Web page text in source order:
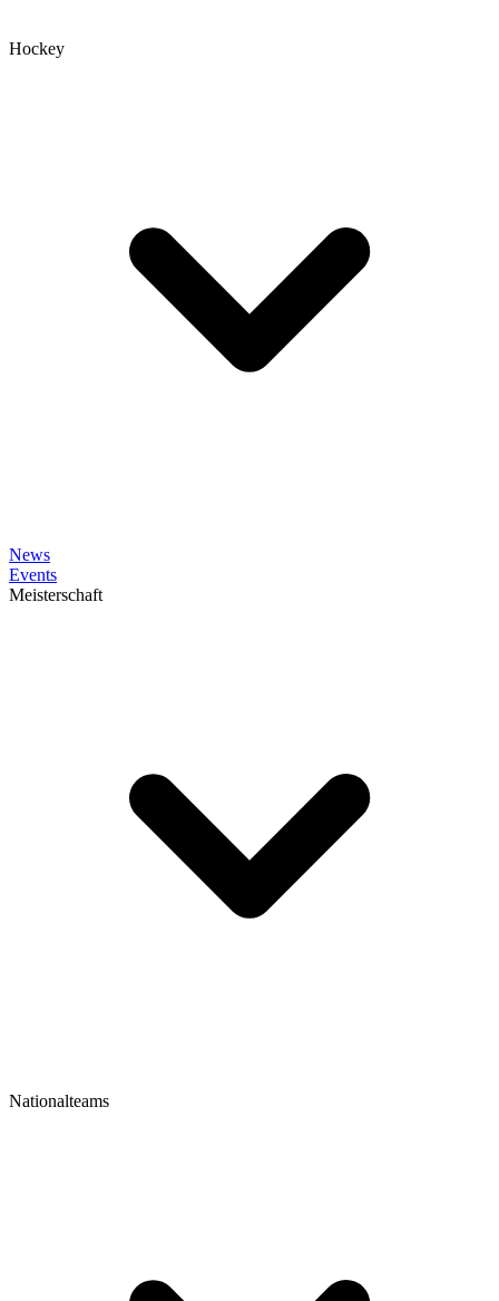
Hockey
News
Events
Meisterschaft
Nationalteams